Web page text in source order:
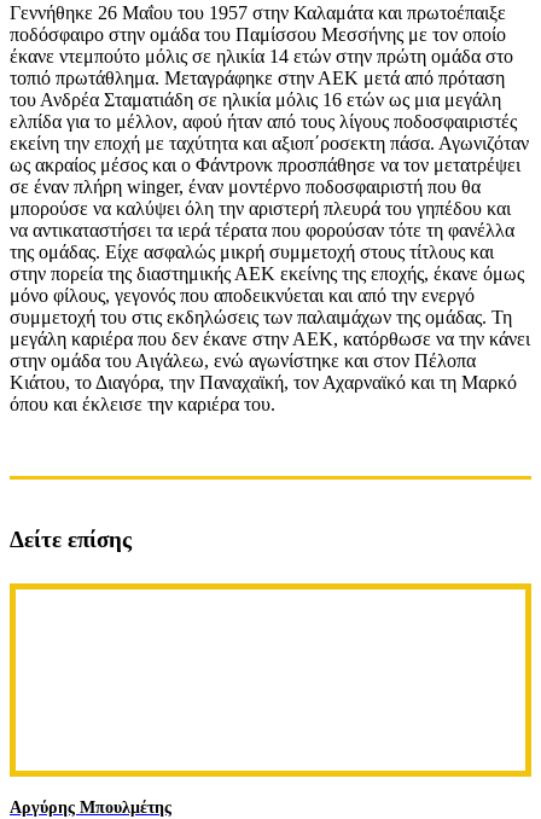
Γεννήθηκε 26 Μαΐου του 1957 στην Καλαμάτα και πρωτοέπαιξε
ποδόσφαιρο στην ομάδα του Παμίσσου Μεσσήνης με τον οποίο
έκανε ντεμπούτο μόλις σε ηλικία 14 ετών στην πρώτη ομάδα στο
τοπιό πρωτάθλημα. Μεταγράφηκε στην ΑΕΚ μετά από πρόταση
του Ανδρέα Σταματιάδη σε ηλικία μόλις 16 ετών ως μια μεγάλη
ελπίδα για το μέλλον, αφού ήταν από τους λίγους ποδοσφαιριστές
εκείνη την εποχή με ταχύτητα και αξιοπ΄ροσεκτη πάσα. Αγωνιζόταν
ως ακραίος μέσος και ο Φάντρονκ προσπάθησε να τον μετατρέψει
σε έναν πλήρη winger, έναν μοντέρνο ποδοσφαιριστή που θα
μπορούσε να καλύψει όλη την αριστερή πλευρά του γηπέδου και
να αντικαταστήσει τα ιερά τέρατα που φορούσαν τότε τη φανέλλα
της ομάδας. Είχε ασφαλώς μικρή συμμετοχή στους τίτλους και
στην πορεία της διαστημικής ΑΕΚ εκείνης της εποχής, έκανε όμως
μόνο φίλους, γεγονός που αποδεικνύεται και από την ενεργό
συμμετοχή του στις εκδηλώσεις των παλαιμάχων της ομάδας. Τη
μεγάλη καριέρα που δεν έκανε στην ΑΕΚ, κατόρθωσε να την κάνει
στην ομάδα του Αιγάλεω, ενώ αγωνίστηκε και στον Πέλοπα
Κιάτου, το Διαγόρα, την Παναχαϊκή, τον Αχαρναϊκό και τη Μαρκό
όπου και έκλεισε την καριέρα του.
Δείτε επίσης
Αργύρης Μπουλμέτης